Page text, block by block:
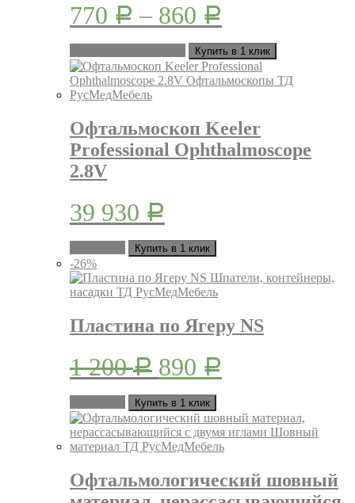
770 Р – 860 Р
Этот
товар
имеет
несколько
Опции
можно
выбрать
на
Купить в 1 клик
Офтальмоскоп Keeler
Professional Ophthalmoscope
2.8V
39 930 Р
Купить в 1 клик
-26%
Пластина по Ягеру NS
1 200Р Первоначальная
цена
составляла
1
200 руб..
890 Р
890 руб..
Купить в 1 клик
Офтальмологический шовный